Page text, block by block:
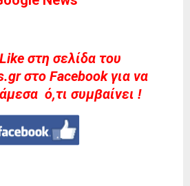
στη σελίδα του
στο Facebook για να
ό,τι συμβαίνει !